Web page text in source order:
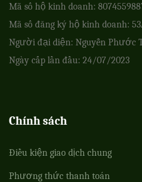
Mã số hộ kinh doanh:
Mã số đăng ký hộ kinh doanh:
Người đại diện: Nguyễn Phước
Ngày cấp lần đầu: 24/07/2023
Chính sách
Điều kiện giao dịch chung
Phương thức thanh toán